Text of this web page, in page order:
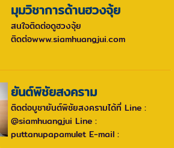
มุมวิชาการด้านฮวงจุ้ย
สนใจติดต่อดูฮวงจุ้ย
ติดต่อwww.siamhuangjui.com
ยันต์พิชัยสงคราม
ติดต่อบูชายันต์พิชัยสงครามได้ที่ Line :
@siamhuangjui Line :
puttanupapamulet E-mail :